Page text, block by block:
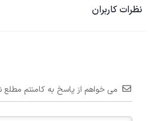
نظرات کاربران
می خواهم از پاسخ به کامنتم مطلع شوم